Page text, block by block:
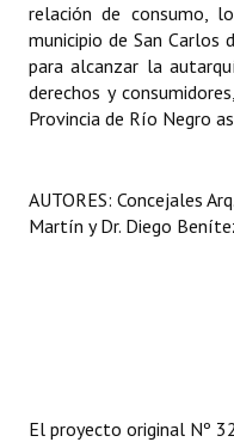
relación de consumo,
municipio de San Carlos
para alcanzar la
derechos y
Provincia de Río Negro
AUTORES: Concejales
Martín y Dr. Diego
El proyecto original Nº